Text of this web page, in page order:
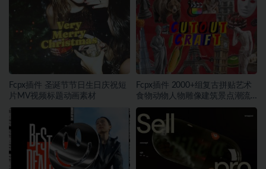
Fcpx插件 圣诞节节日生日庆祝短
片MV视频标题动画素材
Fcpx插件 2000+组复古拼贴艺术
食物动物人物雕像建筑景点潮流
剪切画元素定格动画素材